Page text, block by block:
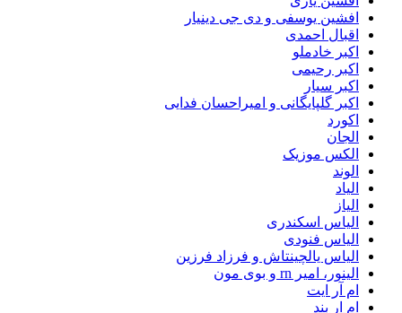
افشین یوسفی و دی جی دینیار
اقبال احمدی
اکبر خادملو
اکبر رحیمی
اکبر سیار
اکبر گلپایگانی و امیراحسان فدایی
اکورد
الجان
الکس موزیک
الوند
الیاد
الیاز
الیاس اسکندری
الیاس فنودی
الیاس یالچینتاش و فرزاد فرزین
الینور، امیر rn و بوی مون
ام آر ایت
ام‌ ار بند